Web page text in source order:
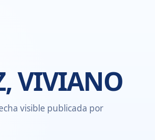
VIVIANO
visible publicada por